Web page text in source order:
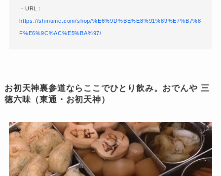
・URL：
https://shinume.com/shop/%E6%9D%BE%E8%91%89%E7%B7%8
F%E6%9C%AC%E5%BA%97/
お初天神裏参道ならここでひとり飲み。おでんや 三
徳六味（東通・お初天神）